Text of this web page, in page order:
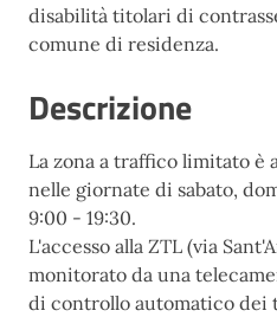
disabilità titolari di
comune di residenza.
Descrizione
La zona a traffico limitato è
nelle giornate di sabato,
9:00 - 19:30.
L'accesso alla ZTL (via
monitorato da una
di controllo automatico dei